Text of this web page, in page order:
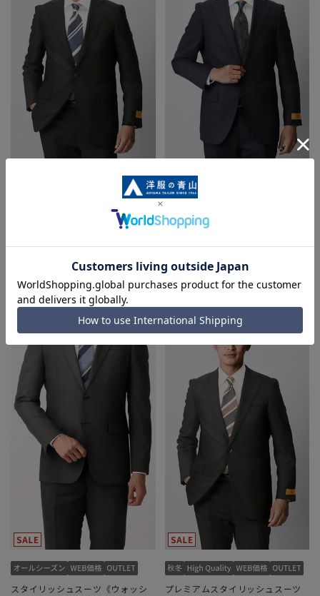
プレミアムスタイリッシュスーツ
《ツーパンツ》《Super100’s》
87,890円
プレミアムスタイリッシュスーツ
《ツーパンツ》《Super100’s》
43,945円87,890円
スタイリッシュスーツ《ウォッシ
プレミアムスタイリッシュスーツ